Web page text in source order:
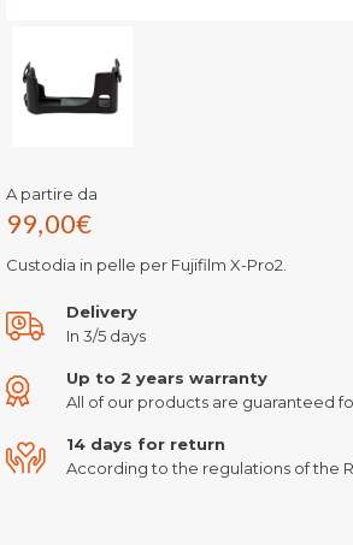
A partire da
99,00€
Custodia in pelle per Fujifilm X-Pro2.
Delivery
In 3/5 days
Up to 2 years warranty
All of our products are guaranteed
14 days for return
According to the regulations of the